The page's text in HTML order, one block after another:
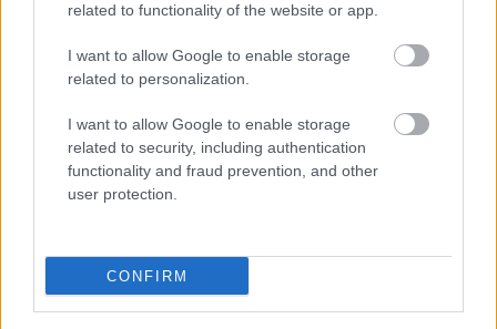
related to functionality of the website or app.
I want to allow Google to enable storage
related to personalization.
I want to allow Google to enable storage
related to security, including authentication
functionality and fraud prevention, and other
user protection.
CONFIRM
Ξενώνας Δρυμός
Ο Ξενώνας Δρυμός είναι μια οικογενειακή επιχείρηση
στην όμορφη πόλη του Καρπενησίου, με παρουσία στο
χώρο του τουρισμού από το 2003.